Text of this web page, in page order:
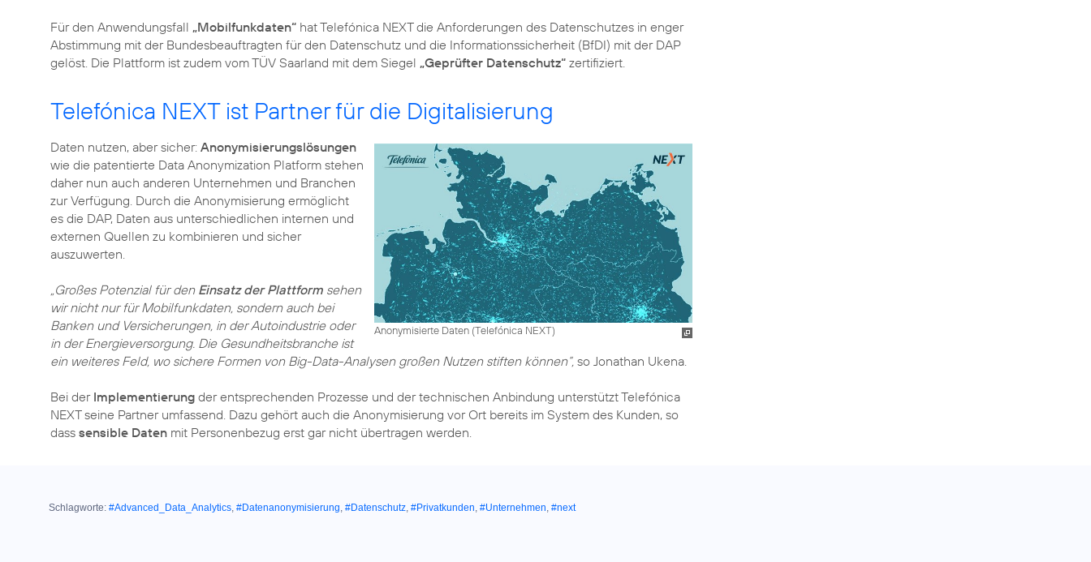
Für den Anwendungsfall „Mobilfunkdaten“ hat Telefónica NEXT die Anforderungen des Datenschutzes in enger
Abstimmung mit der Bundesbeauftragten für den Datenschutz und die Informationssicherheit (BfDI) mit der DAP
gelöst. Die Plattform ist zudem vom TÜV Saarland mit dem Siegel „Geprüfter Datenschutz“ zertifiziert.
Telefónica NEXT ist Partner für die Digitalisierung
Anonymisierte Daten (Telefónica NEXT)
Daten nutzen, aber sicher: Anonymisierungslösungen
wie die patentierte Data Anonymization Platform stehen
daher nun auch anderen Unternehmen und Branchen
zur Verfügung. Durch die Anonymisierung ermöglicht
es die DAP, Daten aus unterschiedlichen internen und
externen Quellen zu kombinieren und sicher
auszuwerten.
„Großes Potenzial für den Einsatz der Plattform sehen
wir nicht nur für Mobilfunkdaten, sondern auch bei
Banken und Versicherungen, in der Autoindustrie oder
in der Energieversorgung. Die Gesundheitsbranche ist
ein weiteres Feld, wo sichere Formen von Big-Data-Analysen großen Nutzen stiften können“, so Jonathan Ukena.
Bei der Implementierung der entsprechenden Prozesse und der technischen Anbindung unterstützt Telefónica
NEXT seine Partner umfassend. Dazu gehört auch die Anonymisierung vor Ort bereits im System des Kunden, so
dass sensible Daten mit Personenbezug erst gar nicht übertragen werden.
Schlagworte: #Advanced_Data_Analytics, #Datenanonymisierung, #Datenschutz, #Privatkunden, #Unternehmen, #next